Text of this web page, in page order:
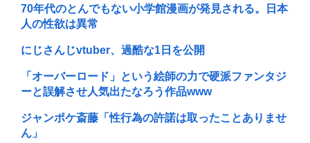
70年代のとんでもない小学館漫画が発見される。日本
人の性欲は異常
にじさんじvtuber、過酷な1日を公開
「オーバーロード」という絵師の力で硬派ファンタジ
ーと誤解させ人気出たなろう作品www
ジャンポケ斎藤「性行為の許諾は取ったことありませ
ん」